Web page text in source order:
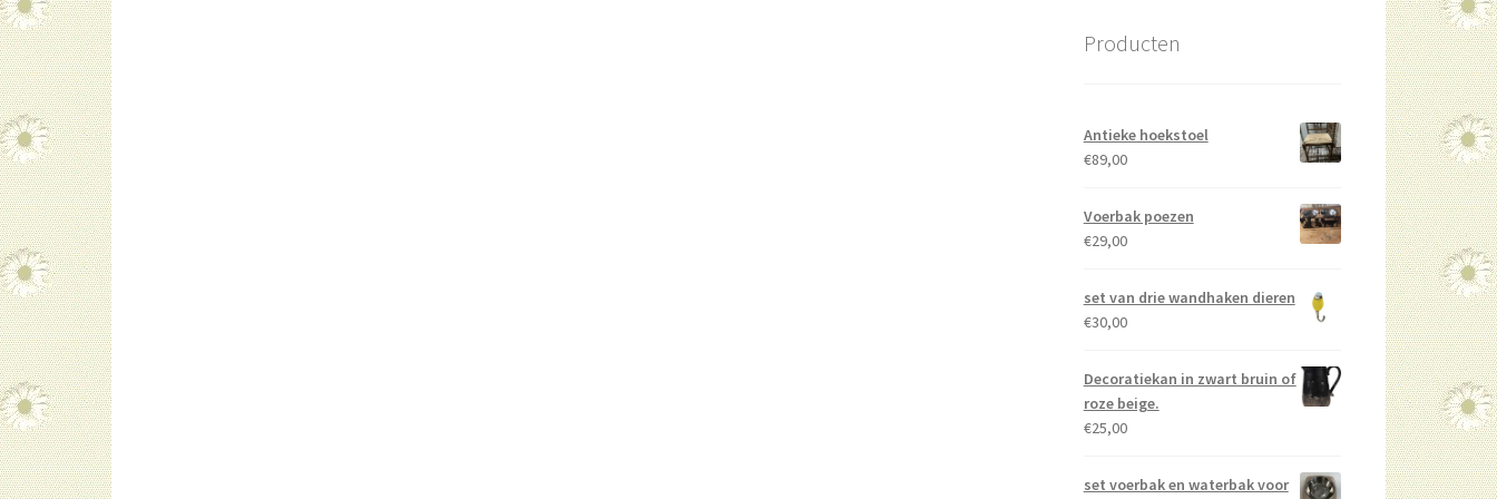
Producten
Antieke hoekstoel
€89,00
Voerbak poezen
€29,00
set van drie wandhaken dieren
€30,00
Decoratiekan in zwart bruin of
roze beige.
€25,00
set voerbak en waterbak voor